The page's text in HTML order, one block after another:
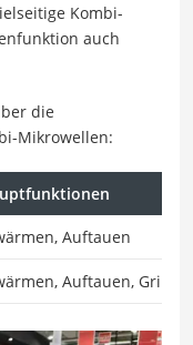
Kombi-
auch
die
Mikrowellen:
Auftauen
Auftauen,